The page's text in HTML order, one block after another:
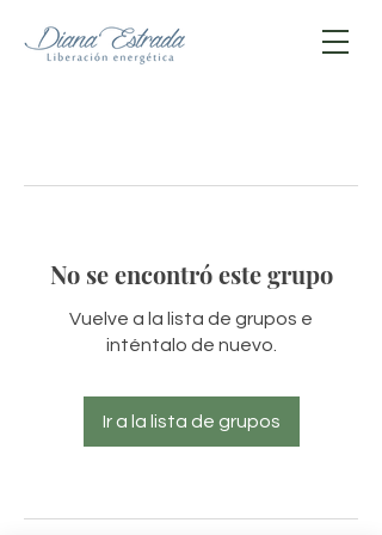
No se encontró este grupo
Vuelve a la lista de grupos e
inténtalo de nuevo.
Ir a la lista de grupos